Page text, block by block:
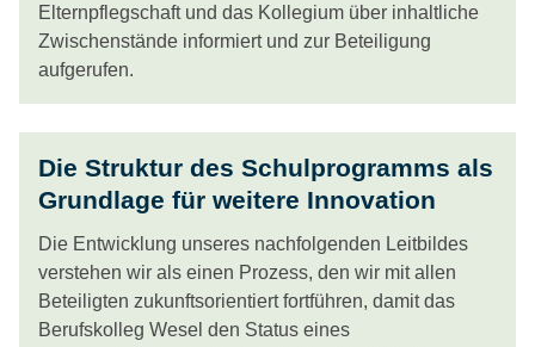
Elternpflegschaft und das Kollegium über inhaltliche
Zwischenstände informiert und zur Beteiligung
aufgerufen.
Die Struktur des Schulprogramms als
Grundlage für weitere Innovation
Die Entwicklung unseres nachfolgenden Leitbildes
verstehen wir als einen Prozess, den wir mit allen
Beteiligten zukunftsorientiert fortführen, damit das
Berufskolleg Wesel den Status eines